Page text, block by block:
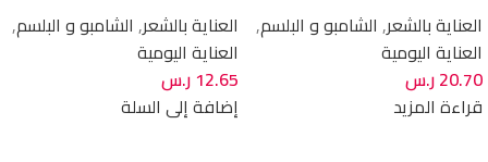
العناية بالشعر, الشامبو و البلسم,
العناية اليومية
20.70ر.س
قراءة المزيد
العناية بالشعر, الشامبو و البلسم,
العناية اليومية
12.65 ر.س
إضافة إلى السلة